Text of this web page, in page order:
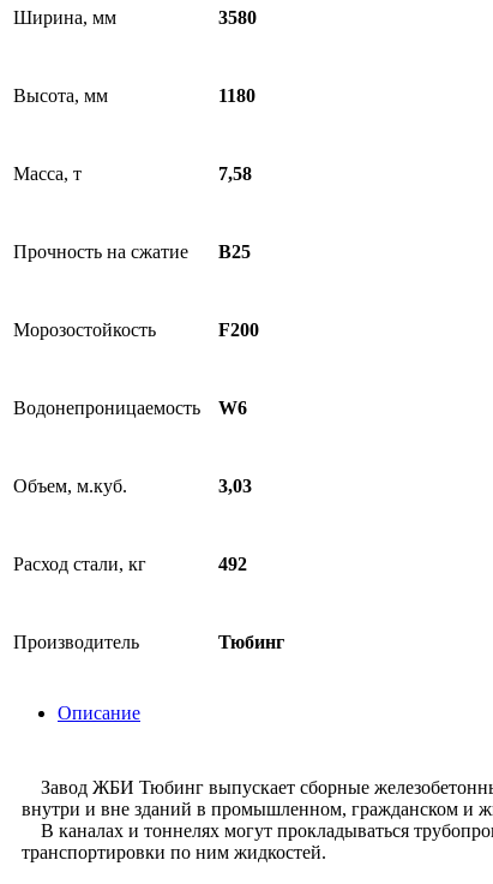
Ширина, мм 3580
Высота, мм 1180
Масса, т 7,58
Прочность на сжатие В25
Морозостойкость F200
Водонепроницаемость W6
Объем, м.куб. 3,03
Расход стали, кг 492
Производитель Тюбинг
Описание
Завод ЖБИ Тюбинг выпускает сборные
внутри и вне зданий в промышленном, гражданском и
В каналах и тоннелях могут прокладываться
транспортировки по ним жидкостей.